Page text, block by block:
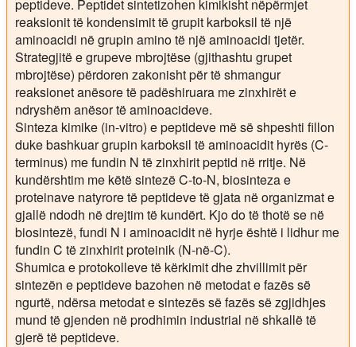
peptideve. Peptidet sintetizohen kimikisht nëpërmjet
reaksionit të kondensimit të grupit karboksil të një
aminoacidi në grupin amino të një aminoacidi tjetër.
Strategjitë e grupeve mbrojtëse (gjithashtu grupet
mbrojtëse) përdoren zakonisht për të shmangur
reaksionet anësore të padëshiruara me zinxhirët e
ndryshëm anësor të aminoacideve.
Sinteza kimike (in-vitro) e peptideve më së shpeshti fillon
duke bashkuar grupin karboksil të aminoacidit hyrës (C-
terminus) me fundin N të zinxhirit peptid në rritje. Në
kundërshtim me këtë sintezë C-to-N, biosinteza e
proteinave natyrore të peptideve të gjata në organizmat e
gjallë ndodh në drejtim të kundërt. Kjo do të thotë se në
biosintezë, fundi N i aminoacidit në hyrje është i lidhur me
fundin C të zinxhirit proteinik (N-në-C).
Shumica e protokolleve të kërkimit dhe zhvillimit për
sintezën e peptideve bazohen në metodat e fazës së
ngurtë, ndërsa metodat e sintezës së fazës së zgjidhjes
mund të gjenden në prodhimin industrial në shkallë të
gjerë të peptideve.